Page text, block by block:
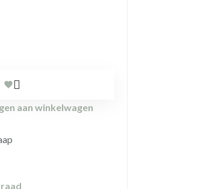
aan winkelwagen